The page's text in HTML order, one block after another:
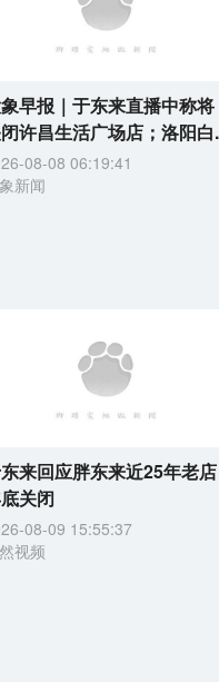
早报｜于东来直播中称将
许昌生活广场店；洛阳白
08-08 06:19:41
新闻
来回应胖东来近25年老店
关闭
08-09 15:55:37
视频